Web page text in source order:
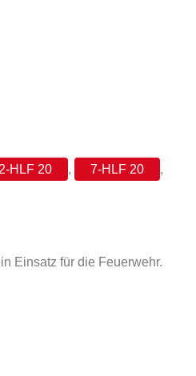
2-HLF 20 , 7-HLF 20 ,
Einsatz für die Feuerwehr.